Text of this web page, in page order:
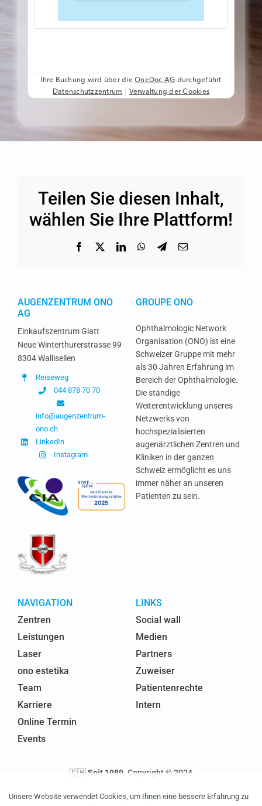
Teilen Sie diesen Inhalt,
wählen Sie Ihre Plattform!
Facebook LinkedInWhatsApp
TelegramEmail
AUGENZENTRUM ONO
AG
Einkaufszentrum Glatt
Neue Winterthurerstrasse 99
8304 Wallisellen
Reiseweg
044 878 70 70
info@augenzentrum-
ono.ch
LinkedIn
Instagram
NAVIGATION
Zentren
Leistungen
Laser
ono estetika
Team
Karriere
Online Termin
Events
LINKS
Social wall
Medien
Partners
Zuweiser
Patientenrechte
Intern
GROUPE ONO
Ophthalmologic Network
Organisation (ONO) ist eine
Schweizer Gruppe mit mehr
als 30 Jahren Erfahrung im
Bereich der Ophthalmologie.
Die ständige
Weiterentwicklung unseres
Netzwerks von
hochspezialisierten
augenärztlichen Zentren und
Kliniken in der ganzen
Schweiz ermöglicht es uns
immer näher an unseren
Patienten zu sein.
🇨🇭Seit 1989 . Copyright © 2024
ONO-Gruppe–Nutzungsbedingungen–
Unsere Website verwendet Cookies, um Ihnen eine bessere Erfahrung zu